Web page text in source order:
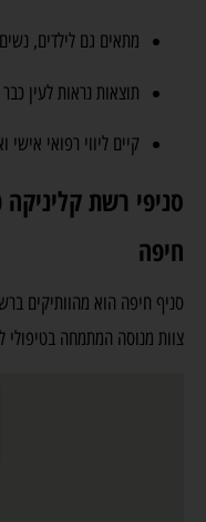
מתאים גם לילדים,
תוצאות נראות לעין
קיים ליווי רפואי
סניפי רשת
חיפה
סניף חיפה הוא מהוותיקים
צוות מנוסה המתמחה בטיפולי